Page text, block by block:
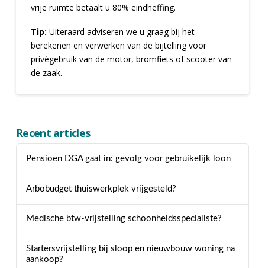
vrije ruimte betaalt u 80% eindheffing.
Tip: Uiteraard adviseren we u graag bij het
berekenen en verwerken van de bijtelling voor
privégebruik van de motor, bromfiets of scooter van
de zaak.
Recent articles
Pensioen DGA gaat in: gevolg voor gebruikelijk loon
Arbobudget thuiswerkplek vrijgesteld?
Medische btw-vrijstelling schoonheidsspecialiste?
Startersvrijstelling bij sloop en nieuwbouw woning na
aankoop?